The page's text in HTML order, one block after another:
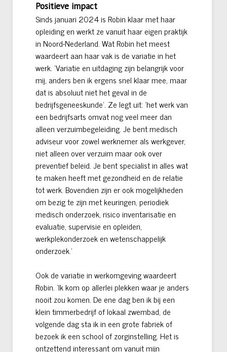
Positieve impact
Sinds januari 2024 is Robin klaar met haar
opleiding en werkt ze vanuit haar eigen praktijk
in Noord-Nederland. Wat Robin het meest
waardeert aan haar vak is de variatie in het
werk. ‘Variatie en uitdaging zijn belangrijk voor
mij, anders ben ik ergens snel klaar mee, maar
dat is absoluut niet het geval in de
bedrijfsgeneeskunde’. Ze legt uit: ‘het werk van
een bedrijfsarts omvat nog veel meer dan
alleen verzuimbegeleiding. Je bent medisch
adviseur voor zowel werknemer als werkgever,
niet alleen over verzuim maar ook over
preventief beleid. Je bent specialist in alles wat
te maken heeft met gezondheid en de relatie
tot werk. Bovendien zijn er ook mogelijkheden
om bezig te zijn met keuringen, periodiek
medisch onderzoek, risico inventarisatie en
evaluatie, supervisie en opleiden,
werkplekonderzoek en wetenschappelijk
onderzoek.’
Ook de variatie in werkomgeving waardeert
Robin. ‘Ik kom op allerlei plekken waar je anders
nooit zou komen. De ene dag ben ik bij een
klein timmerbedrijf of lokaal zwembad, de
volgende dag sta ik in een grote fabriek of
bezoek ik een school of zorginstelling. Het is
ontzettend interessant om vanuit mijn